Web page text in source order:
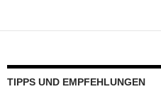
TIPPS UND EMPFEHLUNGEN